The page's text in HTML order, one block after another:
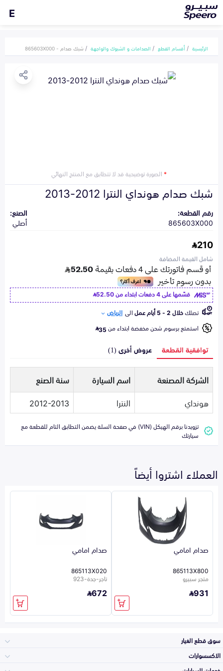
E
الرئيسية أقسام القطع الصدامات و الشبوك والواجهة شبك صدام - 865603X000
*الصورة توضيحية قد لا تتطابق مع المنتج النهائي
شبك صدام هونداي النترا 2012-2013
رقم القطعة:
865603X000
الصنع:
أصلي
210
شامل القيمة المضافة
قسّمها على 4 دفعات ابتداء من
52.50
تصلكخلال 2 - 5 أيام عمل الى الرياض
استمتع برسوم شحن مخفضة ابتداء من35
توافقية القطعة عروض أخرى (1)
الشركة المصنعة اسم السيارة
سنة الصنع
هونداي
النترا 2012-2013
تزويدنا برقم الهيكل (VIN) في صفحة السلة يضمن التطابق التام للقطعة مع
سيارتك
العملاء اشتروا أيضاً
صدام امامي
865113X800
متجر سبيرو
931
صدام امامي
865113X020
تاجر-جدة-923
672
سوق قطع الغيار
الاكسسوارات